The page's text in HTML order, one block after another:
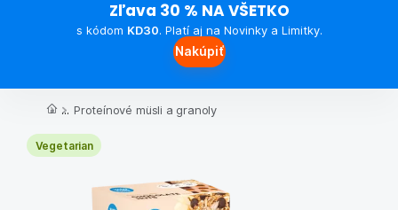
Zľava 30 % NA VŠETKO
s kódom KD30. Platí aj na Novinky a Limitky.
Nakúpiť
... Proteínové müsli a granoly
Vegetarian